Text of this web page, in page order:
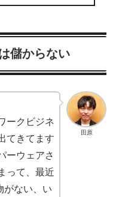
儲からない
田原
ークビジネ
てきてます
ーウェアさ
って、最近
がない、い